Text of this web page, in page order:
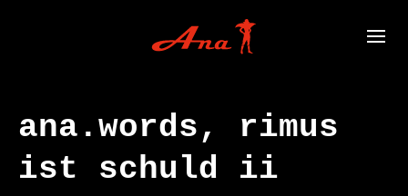
ana.words, rimus
ist schuld ii